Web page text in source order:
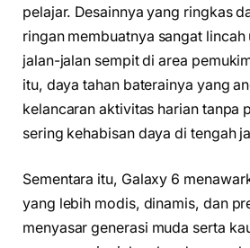
pelajar. Desainnya yang ringkas
ringan membuatnya sangat lincah
jalan-jalan sempit di area
itu, daya tahan baterainya yang
kelancaran aktivitas harian tanpa
sering kehabisan daya di tengah
Sementara itu, Galaxy 6
yang lebih modis, dinamis, dan
menyasar generasi muda serta